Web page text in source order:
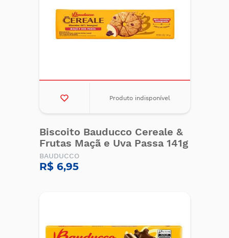
Produto indisponível
Biscoito Bauducco Cereale &
Frutas Maçã e Uva Passa 141g
BAUDUCCO
R$ 6,95